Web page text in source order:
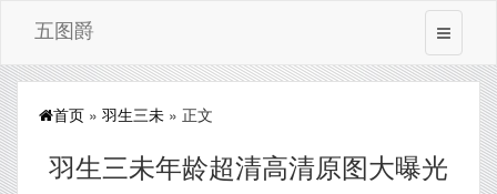
五图爵
首页 » 羽生三未 » 正文
羽生三未年龄超清高清原图大曝光